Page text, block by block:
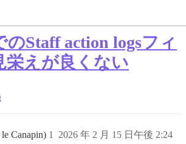
Staff action logsフィ
栄えが良くない
Canapin) 2026 年 2 月 15 日午後 2:24
1